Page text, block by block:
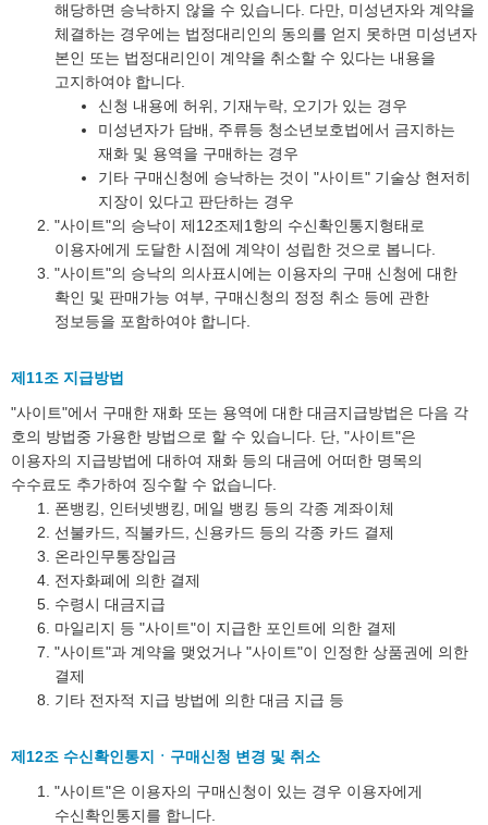
해당하면 승낙하지 않을 수 있습니다. 다만, 미성년자와 계약을
체결하는 경우에는 법정대리인의 동의를 얻지 못하면 미성년자
본인 또는 법정대리인이 계약을 취소할 수 있다는 내용을
고지하여야 합니다.
신청 내용에 허위, 기재누락, 오기가 있는 경우
미성년자가 담배, 주류등 청소년보호법에서 금지하는
재화 및 용역을 구매하는 경우
기타 구매신청에 승낙하는 것이 "사이트" 기술상 현저히
지장이 있다고 판단하는 경우
"사이트"의 승낙이 제12조제1항의 수신확인통지형태로
이용자에게 도달한 시점에 계약이 성립한 것으로 봅니다.
"사이트"의 승낙의 의사표시에는 이용자의 구매 신청에 대한
확인 및 판매가능 여부, 구매신청의 정정 취소 등에 관한
정보등을 포함하여야 합니다.
제11조 지급방법
"사이트"에서 구매한 재화 또는 용역에 대한 대금지급방법은 다음 각
호의 방법중 가용한 방법으로 할 수 있습니다. 단, "사이트"은
이용자의 지급방법에 대하여 재화 등의 대금에 어떠한 명목의
수수료도 추가하여 징수할 수 없습니다.
폰뱅킹, 인터넷뱅킹, 메일 뱅킹 등의 각종 계좌이체
선불카드, 직불카드, 신용카드 등의 각종 카드 결제
온라인무통장입금
전자화폐에 의한 결제
수령시 대금지급
마일리지 등 "사이트"이 지급한 포인트에 의한 결제
"사이트"과 계약을 맺었거나 "사이트"이 인정한 상품권에 의한
결제
기타 전자적 지급 방법에 의한 대금 지급 등
제12조 수신확인통지ㆍ구매신청 변경 및 취소
"사이트"은 이용자의 구매신청이 있는 경우 이용자에게
수신확인통지를 합니다.